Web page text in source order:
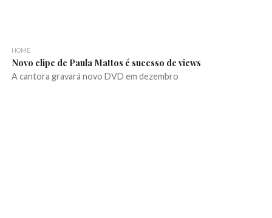
HOME
Novo clipe de Paula Mattos é sucesso de views
A cantora gravará novo DVD em dezembro